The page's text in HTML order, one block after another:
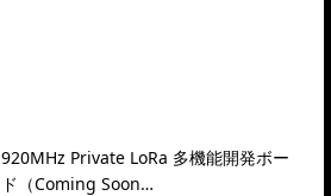
920MHz Private LoRa 多機能開発ボー
ド（Coming Soon…